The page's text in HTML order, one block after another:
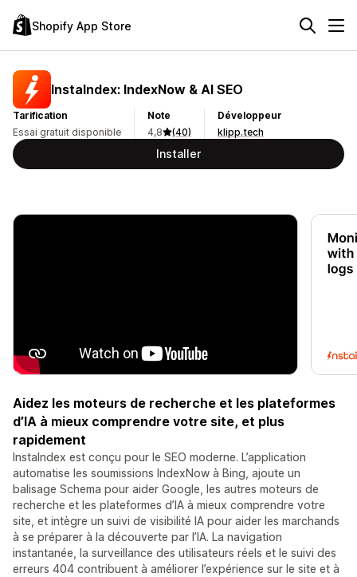
Shopify App Store
InstaIndex: IndexNow & AI SEO
Tarification
Essai gratuit disponible
Note
4,8
(40)
Développeur
klipp.tech
Installer
Aidez les moteurs de recherche et les plateformes
d’IA à mieux comprendre votre site, et plus
rapidement
InstaIndex est conçu pour le SEO moderne. L’application
automatise les soumissions IndexNow à Bing, ajoute un
balisage Schema pour aider Google, les autres moteurs de
recherche et les plateformes d’IA à mieux comprendre votre
site, et intègre un suivi de visibilité IA pour aider les marchands
à se préparer à la découverte par l’IA. La navigation
instantanée, la surveillance des utilisateurs réels et le suivi des
erreurs 404 contribuent à améliorer l’expérience sur le site et à